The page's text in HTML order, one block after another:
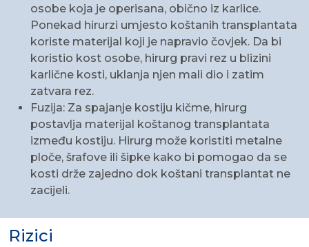
osobe koja je operisana, obično iz karlice.
Ponekad hirurzi umjesto koštanih transplantata
koriste materijal koji je napravio čovjek. Da bi
koristio kost osobe, hirurg pravi rez u blizini
karlične kosti, uklanja njen mali dio i zatim
zatvara rez.
Fuzija: Za spajanje kostiju kičme, hirurg
postavlja materijal koštanog transplantata
između kostiju. Hirurg može koristiti metalne
ploče, šrafove ili šipke kako bi pomogao da se
kosti drže zajedno dok koštani transplantat ne
zacijeli.
Rizici